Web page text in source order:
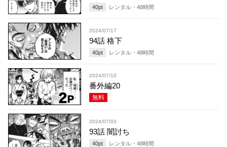
40pt レンタル・ 48時間
2024/07/17
94話 格下
40pt レンタル・ 48時間
2024/07/10
番外編20
無料
2024/07/03
93話 闇討ち
40pt レンタル・ 48時間